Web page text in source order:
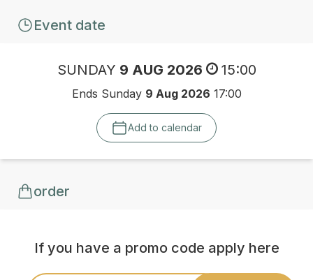
Event date
SUNDAY 9 AUG 2026 15:00
Ends Sunday 9 Aug 2026 17:00
Add to calendar
order
If you have a promo code apply here